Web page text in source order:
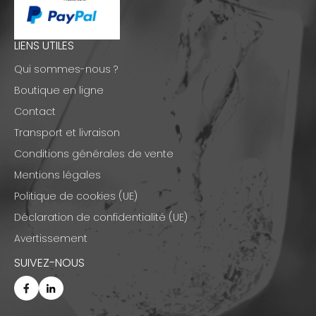
LIENS UTILES
Qui sommes-nous ?
Boutique en ligne
Contact
Transport et livraison
Conditions générales de vente
Mentions légales
Politique de cookies (UE)
Déclaration de confidentialité (UE)
Avertissement
SUIVEZ-NOUS